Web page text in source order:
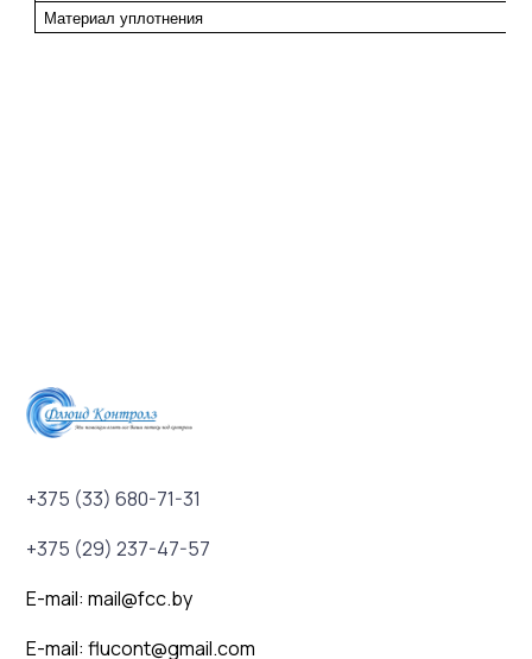
Материалуплотнения
+375 (33) 680-71-31
+375 (29) 237-47-57
E-mail: mail@fcc.by
E-mail: flucont@gmail.com